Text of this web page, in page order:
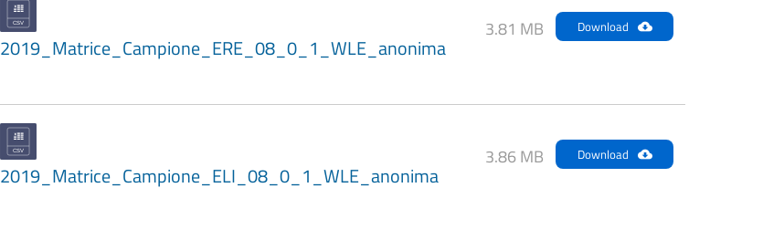
2019_Matrice_Campione_ERE_08_0_1_WLE_anonima
3.81 MB Download
2019_Matrice_Campione_ELI_08_0_1_WLE_anonima
3.86 MB Download